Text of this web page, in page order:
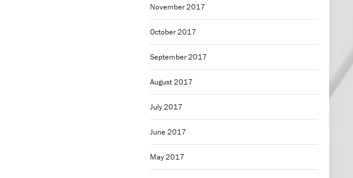
November 2017
October 2017
September 2017
August 2017
July 2017
June 2017
May 2017